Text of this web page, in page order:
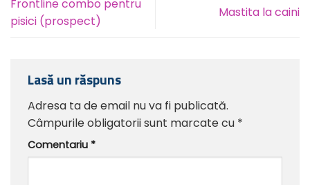
Frontline combo pentru
pisici (prospect)
Mastita la caini
Lasă un răspuns
Adresa ta de email nu va fi publicată.
Câmpurile obligatorii sunt marcate cu *
Comentariu *